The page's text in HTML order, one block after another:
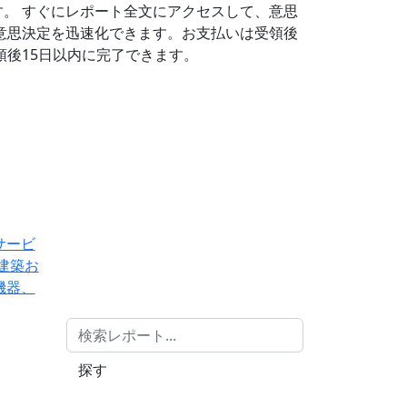
すぐにレポート全文にアクセスして、意思
決定を迅速化できます。お支払いは受領後
15日以内に完了できます。
ービ
築お
、
探す